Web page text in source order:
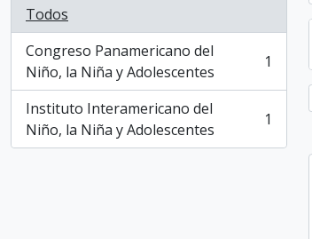
Todos
Congreso Panamericano del
Niño, la Niña y Adolescentes
, 1 resultados 1
Instituto Interamericano del
Niño, la Niña y Adolescentes
, 1 resultados 1